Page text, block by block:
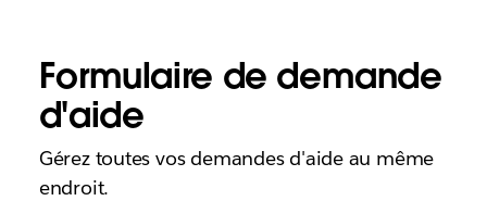
Formulaire de demande
d'aide
Gérez toutes vos demandes d'aide au même
endroit.